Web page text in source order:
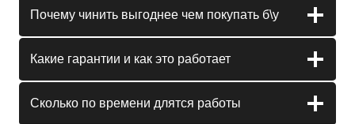
Почему чинить выгоднее чем покупать б\у
Какие гарантии и как это работает
Сколько по времени длятся работы